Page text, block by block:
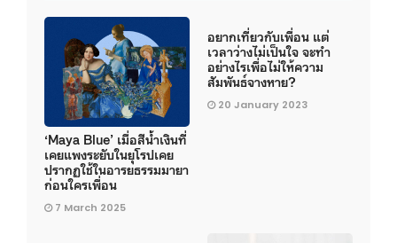
‘Maya Blue’ เมื่อสีน้ำเงินที่
เคยแพงระยับในยุโรปเคย
ปรากฏใช้ในอารยธรรมมายา
ก่อนใครเพื่อน
7 March 2025
อยากเที่ยวกับเพื่อน แต่
เวลาว่างไม่เป็นใจ จะทำ
อย่างไรเพื่อไม่ให้ความ
สัมพันธ์จางหาย?
20 January 2023